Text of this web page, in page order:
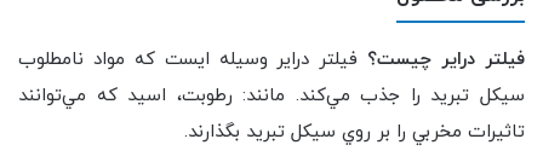
فیلتر درایر چیست؟ فيلتر دراير وسيله ايست که مواد نامطلوب
سيکل تبريد را جذب مي‌کند. مانند: رطوبت، اسيد که مي‌توانند
تاثيرات مخربي را بر روي سيکل تبريد بگذارند.